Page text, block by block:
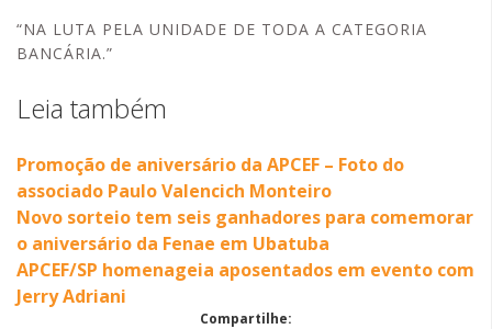
“NA LUTA PELA UNIDADE DE TODA A CATEGORIA
BANCÁRIA.”
Leia também
Promoção de aniversário da APCEF – Foto do
associado Paulo Valencich Monteiro
Novo sorteio tem seis ganhadores para comemorar
o aniversário da Fenae em Ubatuba
APCEF/SP homenageia aposentados em evento com
Jerry Adriani
Compartilhe: